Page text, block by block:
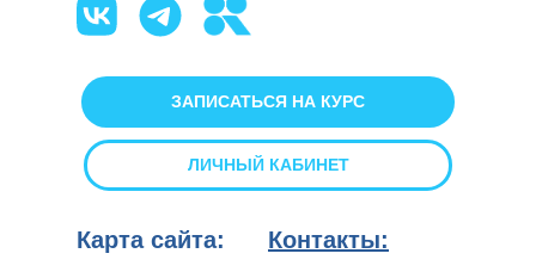
Карта сайта: Контакты:
ЗАПИСАТЬСЯ НА КУРС
ЛИЧНЫЙ КАБИНЕТ